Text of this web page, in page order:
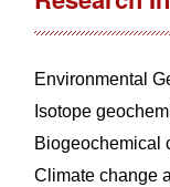
Environmental
Isotope
Biogeochemical
Climate change